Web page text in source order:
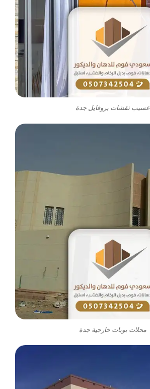
عسيب نقشات بروفايل جدة
محلات بويات خارجية جدة